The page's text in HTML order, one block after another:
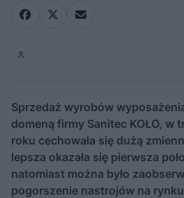
Sprzedaż wyrobów
domeną firmy Sanitec KOŁO, w
roku cechowała się dużą
lepsza okazała się pierwsza
natomiast można było
pogorszenie nastrojów na